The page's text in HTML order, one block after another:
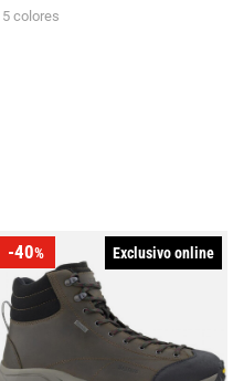
5 colores
-40% Exclusivo online